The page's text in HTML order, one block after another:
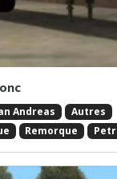
Andreas
Autres
Remorque